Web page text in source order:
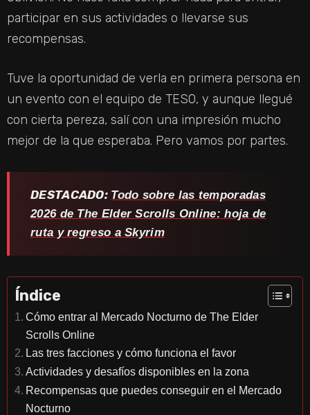
participar en sus actividades o llevarse sus
recompensas.
Tuve la oportunidad de verla en primera persona en
un evento con el equipo de TESO, y aunque llegué
con cierta pereza, salí con una impresión mucho
mejor de la que esperaba. Pero vamos por partes.
DESTACADO: Todo sobre las temporadas
2026 de The Elder Scrolls Online: hoja de
ruta y regreso a Skyrim
Índice
Cómo entrar al Mercado Nocturno de The Elder
Scrolls Online
Las tres facciones y cómo funciona el favor
Actividades y desafíos disponibles en la zona
Recompensas que puedes conseguir en el Mercado
Nocturno